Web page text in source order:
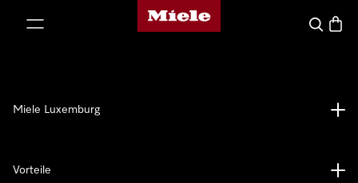
Miele-Homepage
Suche
Miele Luxemburg
Vorteile